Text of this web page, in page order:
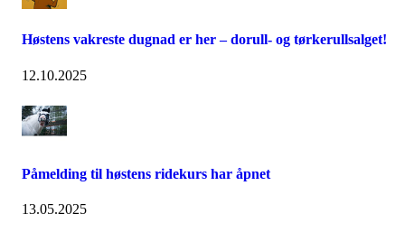
Høstens vakreste dugnad er her – dorull- og tørkerullsalget!
12.10.2025
Påmelding til høstens ridekurs har åpnet
13.05.2025